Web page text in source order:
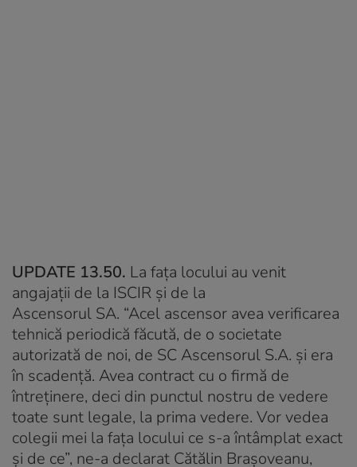
UPDATE 13.50. La fața locului au venit
angajații de la ISCIR și de la
Ascensorul SA. “Acel ascensor avea verificarea
tehnică periodică făcută, de o societate
autorizată de noi, de SC Ascensorul S.A. și era
în scadență. Avea contract cu o firmă de
întreținere, deci din punctul nostru de vedere
toate sunt legale, la prima vedere. Vor vedea
colegii mei la fața locului ce s-a întâmplat exact
și de ce”, ne-a declarat Cătălin Brașoveanu,